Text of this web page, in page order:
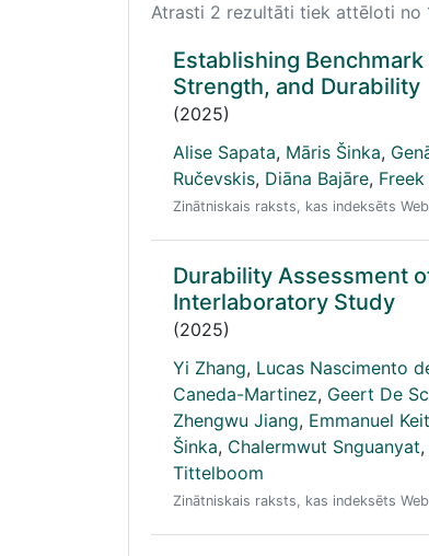
Atrasti 2 rezultāti tiek attēloti no
Establishing
Strength, and Durability
(2025)
Alise Sapata, Māris Šinka,
Ručevskis, Diāna Bajāre, Freek
Zinātniskais raksts, kas indeksēts
Durability Assessment
Interlaboratory Study
(2025)
Yi Zhang, Lucas Nascimento
Caneda-Martinez, Geert De
Zhengwu Jiang, Emmanuel
Šinka, Chalermwut Snguanyat,
Tittelboom
Zinātniskais raksts, kas indeksēts